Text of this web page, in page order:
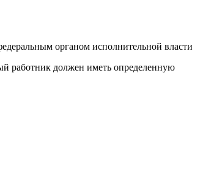
органом исполнительной власти
работник должен иметь определенную